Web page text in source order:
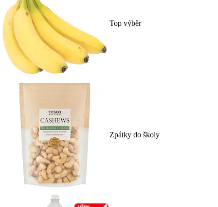
Top výběr
Zpátky do školy